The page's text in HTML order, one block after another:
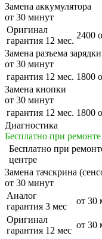
Замена аккумулятора
от 30 минут
Оригинал
гарантия 12 мес.
2400
Замена разъема зарядки
от 30 минут
гарантия 12 мес. 1800
Замена кнопки
от 30 минут
гарантия 12 мес. 1800
Диагностика
Бесплатно при
Бесплатно при
центре
Замена тачскрина
от 30 минут
Аналог
гарантия 3 мес
от 30
Оригинал
гарантия 12 мес
от 30